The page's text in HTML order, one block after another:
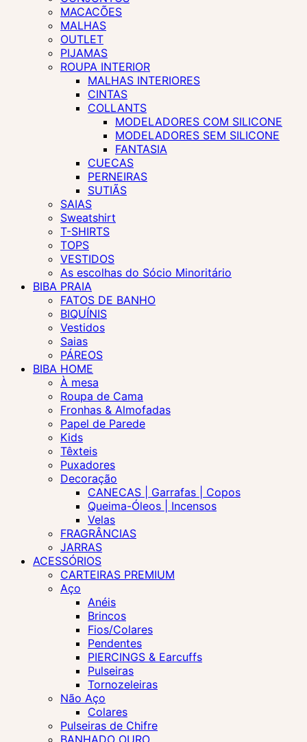
MACACÕES
MALHAS
OUTLET
PIJAMAS
ROUPA INTERIOR
MALHAS INTERIORES
CINTAS
COLLANTS
MODELADORES COM SILICONE
MODELADORES SEM SILICONE
FANTASIA
CUECAS
PERNEIRAS
SUTIÃS
SAIAS
Sweatshirt
T-SHIRTS
TOPS
VESTIDOS
As escolhas do Sócio Minoritário
BIBA PRAIA
FATOS DE BANHO
BIQUÍNIS
Vestidos
Saias
PÁREOS
BIBA HOME
À mesa
Roupa de Cama
Fronhas & Almofadas
Papel de Parede
Kids
Têxteis
Puxadores
Decoração
CANECAS | Garrafas | Copos
Queima-Óleos | Incensos
Velas
FRAGRÂNCIAS
JARRAS
ACESSÓRIOS
CARTEIRAS PREMIUM
Aço
Anéis
Brincos
Fios/Colares
Pendentes
PIERCINGS & Earcuffs
Pulseiras
Tornozeleiras
Não Aço
Colares
Pulseiras de Chifre
BANHADO OURO